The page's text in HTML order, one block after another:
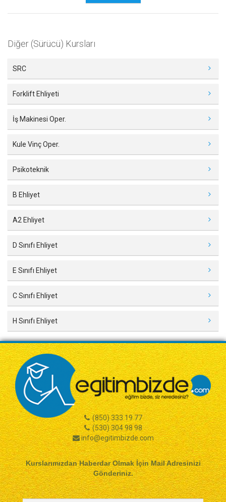
Diğer (Sürücü) Kursları
SRC
Forklift Ehliyeti
İş Makinesi Oper.
Kule Vinç Oper.
Psikoteknik
B Ehliyet
A2 Ehliyet
D Sınıfı Ehliyet
E Sınıfı Ehliyet
C Sınıfı Ehliyet
H Sınıfı Ehliyet
(850) 333 19 77
(530) 304 98 98
info@egitimbizde.com
Kurslarımızdan Haberdar Olmak İçin Mail Adresinizi
Gönderiniz.